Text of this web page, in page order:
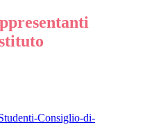
Consiglio-di-